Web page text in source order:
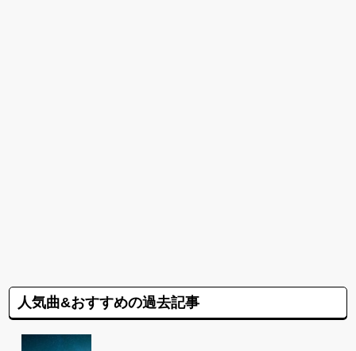
人気曲&おすすめの過去記事